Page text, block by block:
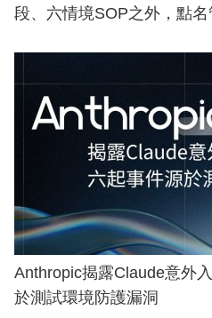
段、六情境SOP之外，點
Anthropic揭露Claude意外
於測試環境防護漏洞